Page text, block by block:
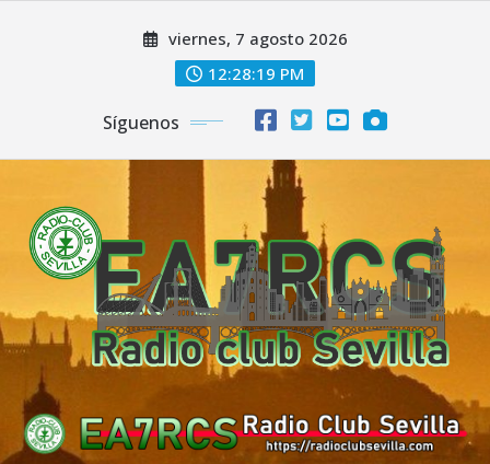
viernes, 7 agosto 2026
12:28:19 PM
Síguenos